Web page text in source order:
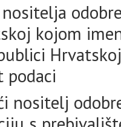
kojom
podaci
nositelj